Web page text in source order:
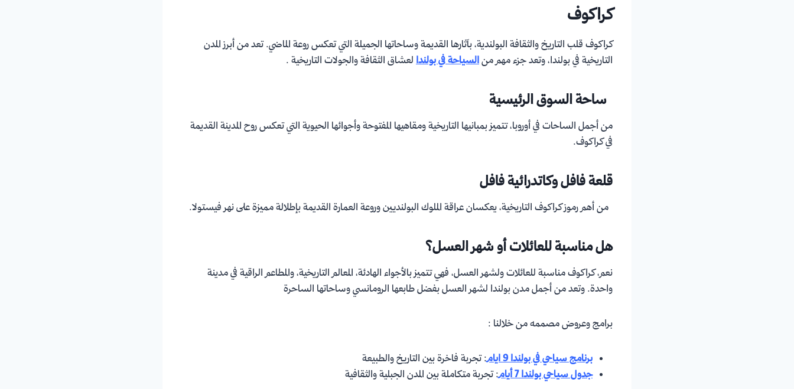
كراكوف
كراكوف قلب التاريخ والثقافة البولندية، بآثارها القديمة وساحاتها الجميلة التي تعكس روعة الماضي. تعد من أبرز المدن
التاريخية في بولندا، وتعد جزء مهم منالسياحة في بولندا لعشاق الثقافة والجولات التاريخية .
ساحة السوق الرئيسية
من أجمل الساحات في أوروبا، تتميز بمبانيها التاريخية ومقاهيها المفتوحة وأجوائها الحيوية التي تعكس روح المدينة القديمة
في كراكوف.
قلعة فافل وكاتدرائية فافل
من أهم رموز كراكوف التاريخية، يعكسان عراقة الملوك البولنديين وروعة العمارة القديمة بإطلالة مميزة على نهر فيستولا.
هل مناسبة للعائلات أو شهر العسل؟
نعم، كراكوف مناسبة للعائلات ولشهر العسل، فهي تتميز بالأجواء الهادئة، المعالم التاريخية، والمطاعم الراقية في مدينة
واحدة. وتعد من أجمل مدن بولندا لشهر العسل بفضل طابعها الرومانسي وساحاتها الساحرة
برامج وعروض مصممه من خلالنا :
برنامج سياحي في بولندا 9 ايام
: تجربة فاخرة بين التاريخ والطبيعة
جدول سياحي بولندا 7 أيام
: تجربة متكاملة بين المدن الجبلية والثقافية